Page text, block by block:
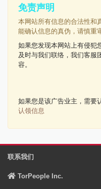
免责声明
本网站所有信息的合法性和
能确认信息的真伪，请慎重
如果您发现本网站上有侵犯
及时与我们联络，我们客服
容。
如果您是该广告业主，需要
认领信息
联系我们
TorPeople Inc.